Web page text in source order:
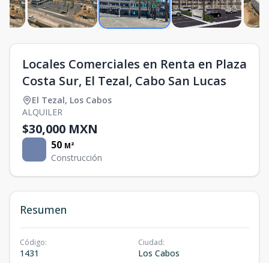
Locales Comerciales en Renta en Plaza
Costa Sur, El Tezal, Cabo San Lucas
El Tezal, Los Cabos
ALQUILER
$30,000 MXN
50 M²
Construcción
Resumen
Código:
1431
Ciudad:
Los Cabos